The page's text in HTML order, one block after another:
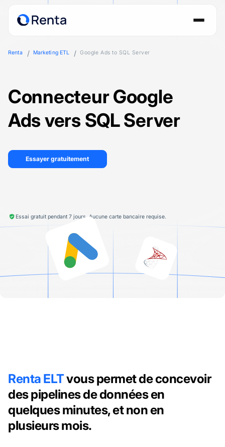
Renta Marketing ETL Google Ads to SQL Server
Connecteur Google
Ads vers SQL Server
Essayer gratuitement
Essai gratuit pendant 7 jours. Aucune carte bancaire requise.
Renta ELTvous permet de concevoir
des pipelines de données en
quelques minutes, et non en
plusieurs mois.